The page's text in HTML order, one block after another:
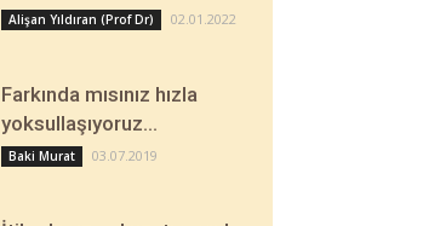
Alişan Yıldıran (Prof Dr) 02.01.2022
Farkında mısınız hızla
yoksullaşıyoruz…
Baki Murat 03.07.2019